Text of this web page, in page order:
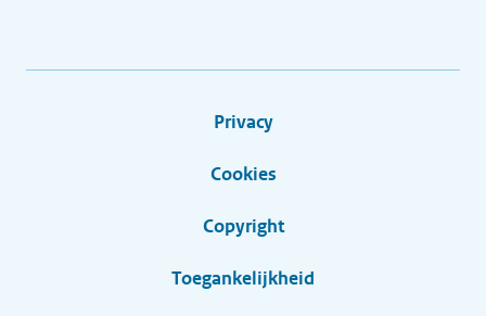
Privacy
Cookies
Copyright
Toegankelijkheid